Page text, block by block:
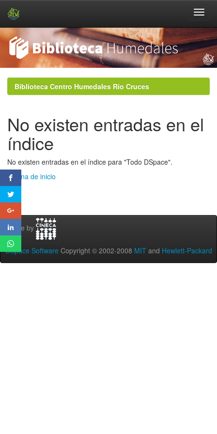
navigationBiblioteca Centro Humedales Río Cruces
No existen entradas en el
índice
No existen entradas en el índice para "Todo DSpace".
Página de inicio
Theme by
DSpace Software Copyright © 2002-2008 MIT and Hewlett-Packard